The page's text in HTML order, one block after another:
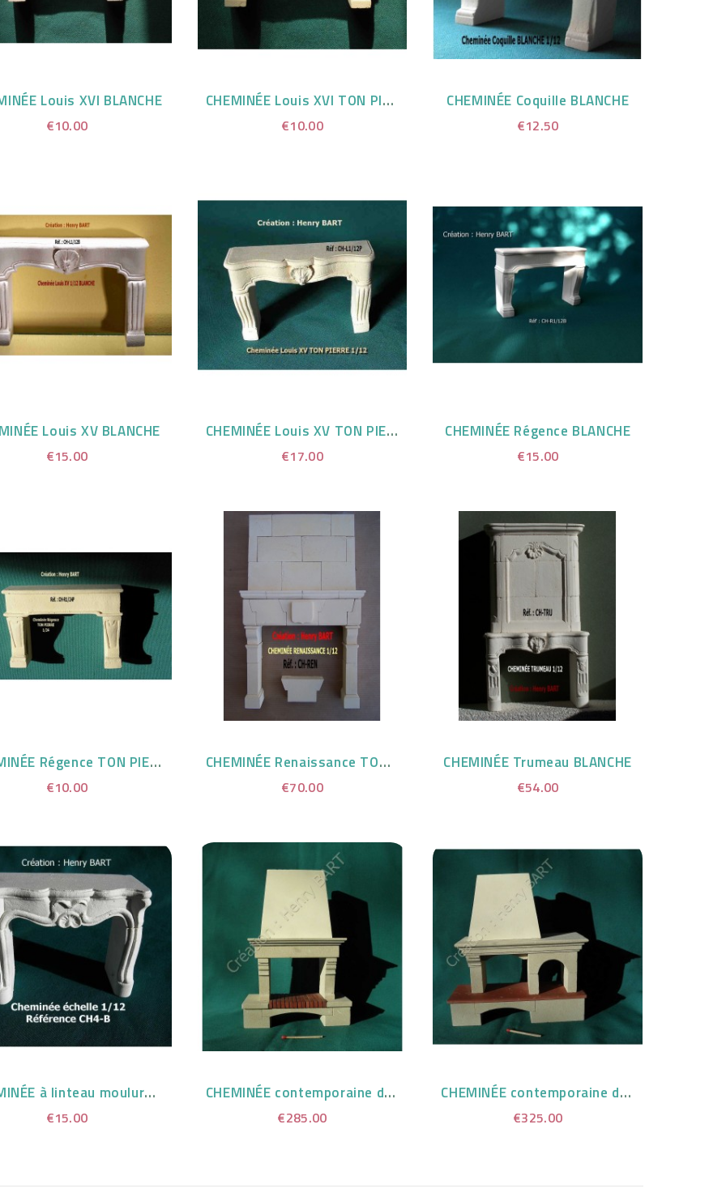
Louis XVI BLANCHE
€10.00
CHEMINÉE Louis XVI TON PIERRE
€10.00
CHEMINÉE Coquille BLANCHE
€12.50
Louis XV BLANCHE
€15.00
CHEMINÉE Louis XV TON PIERRE
€17.00
CHEMINÉE Régence BLANCHE
€15.00
CHEMINÉE Régence TON PIERRE
€10.00
CHEMINÉE Renaissance TON PIERRE
€70.00
CHEMINÉE Trumeau BLANCHE
€54.00
CHEMINÉE à linteau mouluré BLANCHE
€15.00
CHEMINÉE contemporaine de collection
€285.00
CHEMINÉE contemporaine de collection
€325.00